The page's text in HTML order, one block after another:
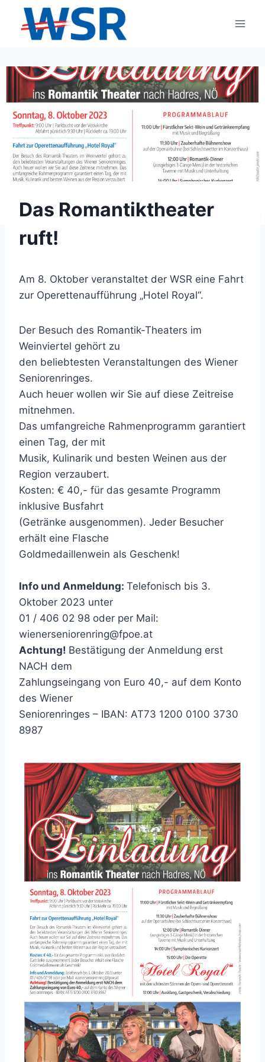
Inhalt
springen
Das Romantiktheater
ruft!
Am 8. Oktober veranstaltet der WSR eine Fahrt
zur Operettenaufführung „Hotel Royal“.
Der Besuch des Romantik-Theaters im
Weinviertel gehört zu
den beliebtesten Veranstaltungen des Wiener
Seniorenringes.
Auch heuer wollen wir Sie auf diese Zeitreise
mitnehmen.
Das umfangreiche Rahmenprogramm garantiert
einen Tag, der mit
Musik, Kulinarik und besten Weinen aus der
Region verzaubert.
Kosten: € 40,- für das gesamte Programm
inklusive Busfahrt
(Getränke ausgenommen). Jeder Besucher
erhält eine Flasche
Goldmedaillenwein als Geschenk!
Info und Anmeldung: Telefonisch bis 3.
Oktober 2023 unter
01 / 406 02 98 oder per Mail:
wienerseniorenring@fpoe.at
Achtung! Bestätigung der Anmeldung erst
NACH dem
Zahlungseingang von Euro 40,- auf dem Konto
des Wiener
Seniorenringes – IBAN: AT73 1200 0100 3730
8987